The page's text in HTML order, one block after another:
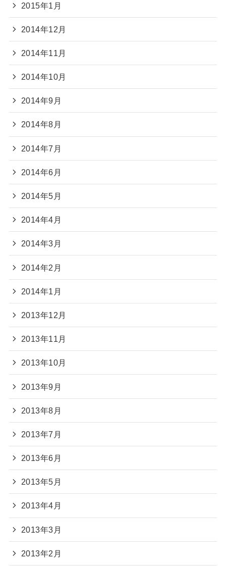
2015年1月
2014年12月
2014年11月
2014年10月
2014年9月
2014年8月
2014年7月
2014年6月
2014年5月
2014年4月
2014年3月
2014年2月
2014年1月
2013年12月
2013年11月
2013年10月
2013年9月
2013年8月
2013年7月
2013年6月
2013年5月
2013年4月
2013年3月
2013年2月